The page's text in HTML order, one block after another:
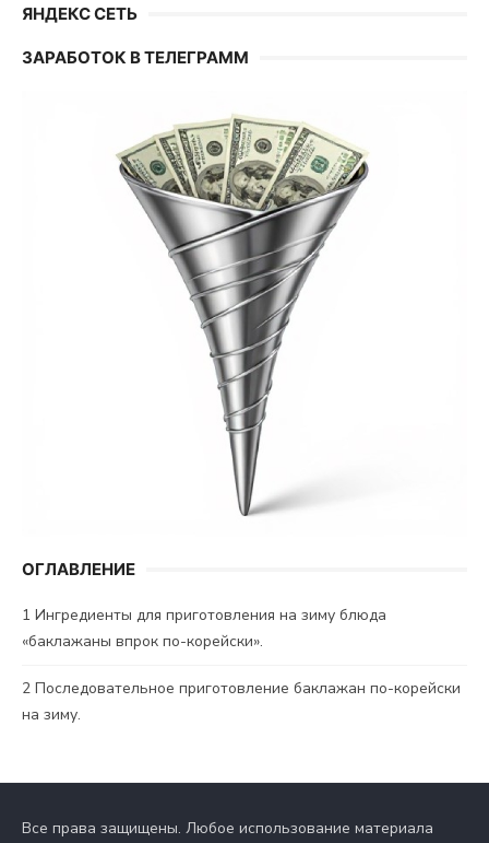
ЯНДЕКС СЕТЬ
ЗАРАБОТОК В ТЕЛЕГРАММ
ОГЛАВЛЕНИЕ
1 Ингредиенты для приготовления на зиму блюда
«баклажаны впрок по-корейски».
2 Последовательное приготовление баклажан по-корейски
на зиму.
Все права защищены. Любое использование материала